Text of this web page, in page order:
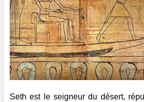
Seth est le seigneur du désert,